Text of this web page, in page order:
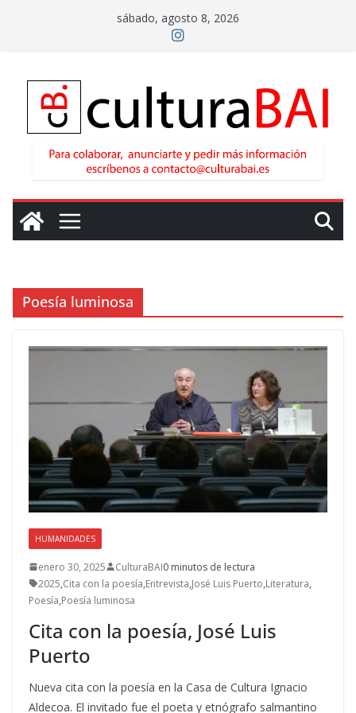
sábado, agosto 8, 2026
Poesía luminosa
HUMANIDADES
enero 30, 2025 CulturaBAI0 minutos de lectura
2025,Cita con la poesía,Entrevista,José Luis Puerto,Literatura,
Poesía,Poesía luminosa
Cita con la poesía, José Luis
Puerto
Nueva cita con la poesía en la Casa de Cultura Ignacio
Aldecoa. El invitado fue el poeta y etnógrafo salmantino